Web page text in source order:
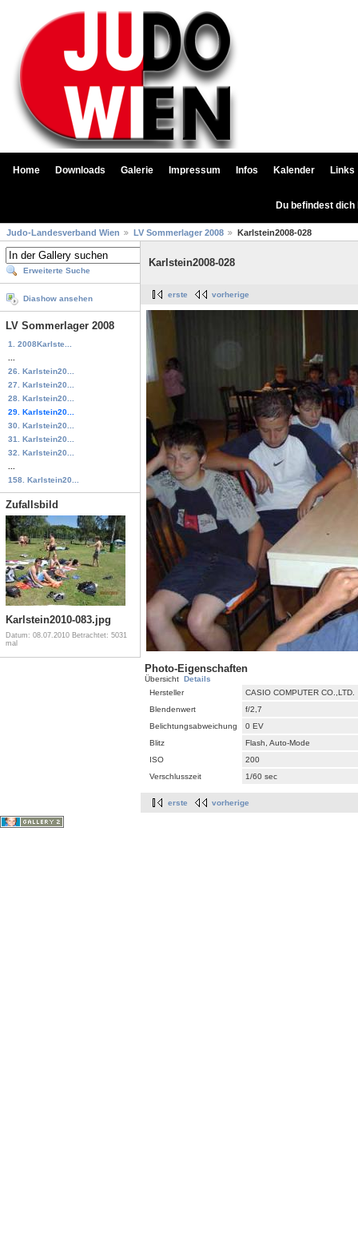
Home Downloads Galerie Impressum Infos Kalender Links
Du befindest
Judo-Landesverband Wien LV Sommerlager 2008 Karlstein2008-028
Erweiterte Suche
Diashow ansehen
LV Sommerlager 2008
1. 2008Karlste...
26. Karlstein20...
27. Karlstein20...
28. Karlstein20...
29. Karlstein20...
30. Karlstein20...
31. Karlstein20...
32. Karlstein20...
158. Karlstein20...
Zufallsbild
Karlstein2010-083.jpg
Datum: 08.07.2010 Betrachtet: 5031
mal
Karlstein2008-028
erste vorherige
Photo-Eigenschaften
Übersicht Details
Hersteller
CASIO COMPUTER CO.,LTD.
Blendenwert
f/2,7
Belichtungsabweichung
0 EV
Blitz
Flash, Auto-Mode
ISO
200
Verschlusszeit
1/60 sec
erste vorherige